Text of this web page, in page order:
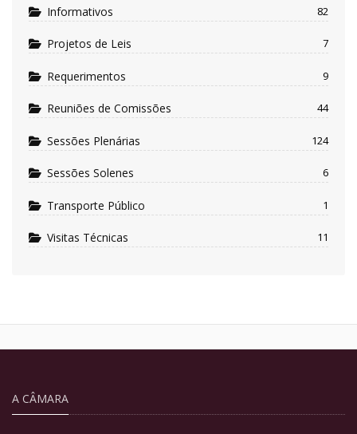
Informativos 82
Projetos de Leis 7
Requerimentos 9
Reuniões de Comissões 44
Sessões Plenárias 124
Sessões Solenes 6
Transporte Público 1
Visitas Técnicas 11
A CÂMARA